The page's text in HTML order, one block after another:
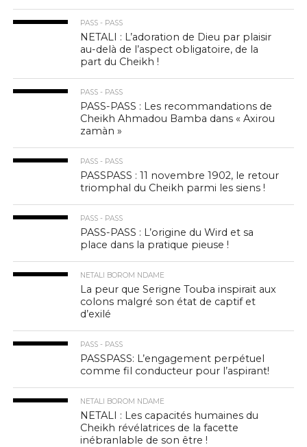
PASS - PASS
NETALI : L’adoration de Dieu par plaisir
au-delà de l’aspect obligatoire, de la
part du Cheikh !
PASS - PASS
PASS-PASS : Les recommandations de
Cheikh Ahmadou Bamba dans « Axirou
zamàn »
PASS - PASS
PASSPASS : 11 novembre 1902, le retour
triomphal du Cheikh parmi les siens !
PASS - PASS
PASS-PASS : L’origine du Wird et sa
place dans la pratique pieuse !
NETALI BOROM NDAME
La peur que Serigne Touba inspirait aux
colons malgré son état de captif et
d’exilé
PASS - PASS
PASSPASS: L’engagement perpétuel
comme fil conducteur pour l’aspirant!
NETALI BOROM NDAME
NETALI : Les capacités humaines du
Cheikh révélatrices de la facette
inébranlable de son être !